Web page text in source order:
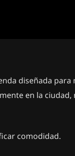
diseñada para
en la ciudad,
comodidad.